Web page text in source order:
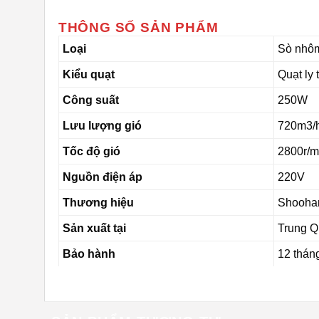
THÔNG SỐ SẢN PHẨM
Loại Sò
Kiểu quạt Quạt ly
Công suất 250W
Lưu lượng gió 720m3/
Tốc độ gió 2800r/
Nguồn điện áp 220V
Thương hiệu
Sản xuất tại Trung
Bảo hành 12